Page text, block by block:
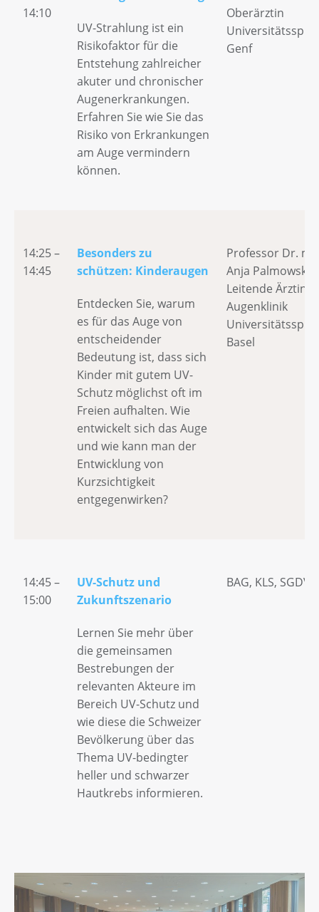
14:10
UV-Strahlung ist ein
Risikofaktor für die
Entstehung zahlreicher
akuter und chronischer
Augenerkrankungen.
Erfahren Sie wie Sie das
Risiko von Erkrankungen
am Auge vermindern
können.
Oberärztin
14:25 –
14:45
Besonders zu
schützen: Kinderaugen
Entdecken Sie, warum
es für das Auge von
entscheidender
Bedeutung ist, dass sich
Kinder mit gutem UV-
Schutz möglichst oft im
Freien aufhalten. Wie
entwickelt sich das Auge
und wie kann man der
Entwicklung von
Kurzsichtigkeit
entgegenwirken?
Professor Dr.
Anja Palmowski-
Leitende Ärztin
Augenklinik
Basel
14:45 –
15:00
UV-Schutz und
Zukunftszenario
Lernen Sie mehr über
die gemeinsamen
Bestrebungen der
relevanten Akteure im
Bereich UV-Schutz und
wie diese die Schweizer
Bevölkerung über das
Thema UV-bedingter
heller und schwarzer
Hautkrebs informieren.
BAG, KLS, SGDV,